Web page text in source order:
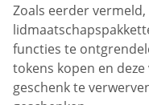
Zoals eerder
functies te
tokens kopen en
geschenk te